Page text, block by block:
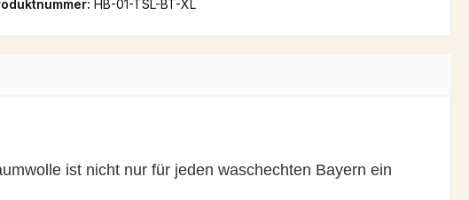
HB-01-TSL-BT-XL
ist nicht nur für jeden waschechten Bayern ein